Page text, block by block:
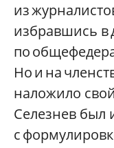
из
избравшись в
по
Но и на
наложило
Селезнев был
с